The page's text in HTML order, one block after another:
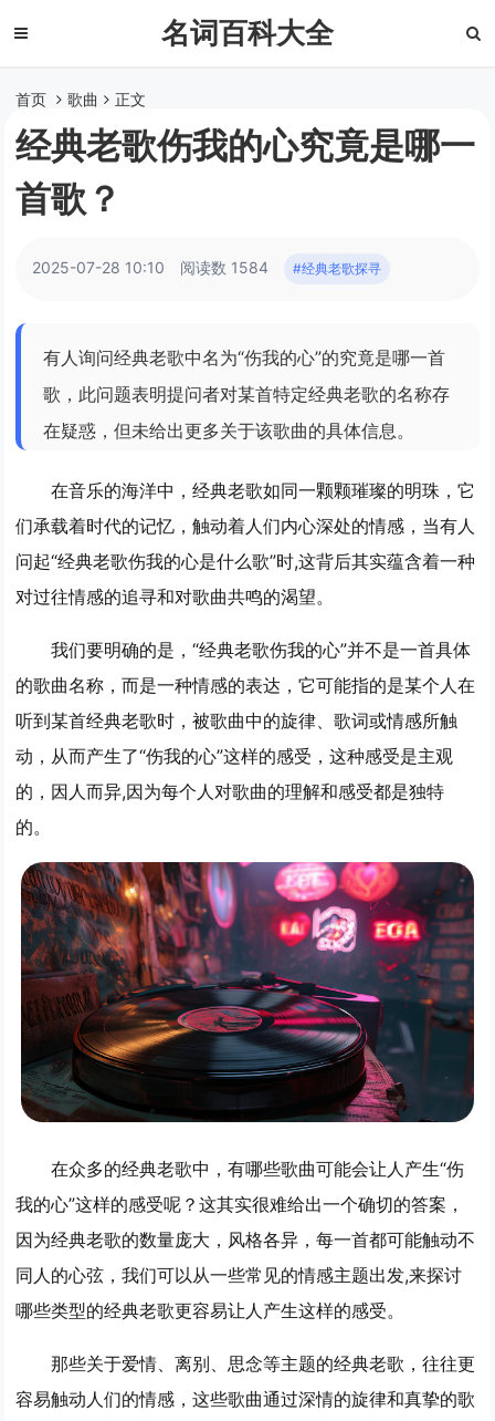
名词百科大全
首页 歌曲 正文
经典老歌伤我的心究竟是哪一
首歌？
2025-07-28 10:10 阅读数 1584 #经典老歌探寻
有人询问经典老歌中名为“伤我的心”的究竟是哪一首
歌，此问题表明提问者对某首特定经典老歌的名称存
在疑惑，但未给出更多关于该歌曲的具体信息。
在音乐的海洋中，经典老歌如同一颗颗璀璨的明珠，它
们承载着时代的记忆，触动着人们内心深处的情感，当有人
问起“经典老歌伤我的心是什么歌”时,这背后其实蕴含着一种
对过往情感的追寻和对歌曲共鸣的渴望。
我们要明确的是，“经典老歌伤我的心”并不是一首具体
的歌曲名称，而是一种情感的表达，它可能指的是某个人在
听到某首经典老歌时，被歌曲中的旋律、歌词或情感所触
动，从而产生了“伤我的心”这样的感受，这种感受是主观
的，因人而异,因为每个人对歌曲的理解和感受都是独特
的。
在众多的经典老歌中，有哪些歌曲可能会让人产生“伤
我的心”这样的感受呢？这其实很难给出一个确切的答案，
因为经典老歌的数量庞大，风格各异，每一首都可能触动不
同人的心弦，我们可以从一些常见的情感主题出发,来探讨
哪些类型的经典老歌更容易让人产生这样的感受。
那些关于爱情、离别、思念等主题的经典老歌，往往更
容易触动人们的情感，这些歌曲通过深情的旋律和真挚的歌